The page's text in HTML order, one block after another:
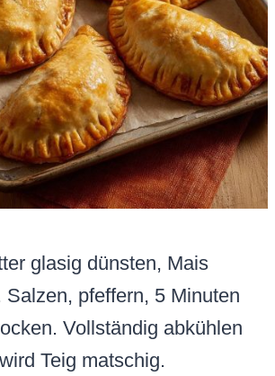
glasig dünsten, Mais
Salzen, pfeffern, 5 Minuten
Vollständig abkühlen
Teig matschig.